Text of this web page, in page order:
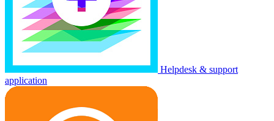
Helpdesk & support
application